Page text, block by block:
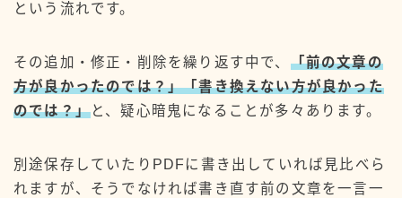
WordPress設定
バージョンアップ情報 今年の抱負 印刷
原稿作業まとめ 同人誌 振り返り 書籍
アーカイブ
という流れです。
その追加・修正・削除を繰り返す中で、 「前の文章の
方が良かったのでは？」「書き換えない方が良かった
のでは？」と、疑心暗鬼になることが多々あります。
別途保存していたりPDFに書き出していれば見比べら
れますが、そうでなければ書き直す前の文章を一言一